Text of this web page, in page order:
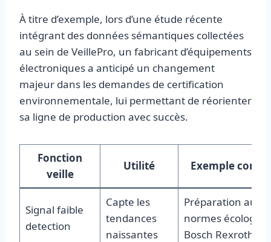
À titre d’exemple, lors d’une étude récente
intégrant des données sémantiques collectées
au sein de VeillePro, un fabricant d’équipements
électroniques a anticipé un changement
majeur dans les demandes de certification
environnementale, lui permettant de réorienter
sa ligne de production avec succès.
Fonction
veille
Utilité Exemple
Signal faible
detection
Capte les
tendances
naissantes
Préparation aux
normes
Bosch Rexroth